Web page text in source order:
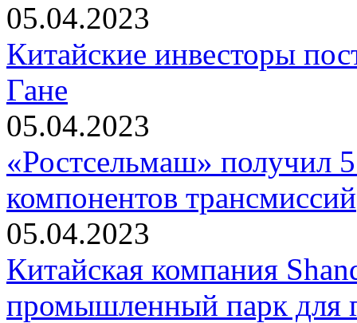
05.04.2023
Китайские инвесторы
Гане
05.04.2023
«Ростсельмаш» получил
компонентов трансмиссий
05.04.2023
Китайская компания
промышленный парк для